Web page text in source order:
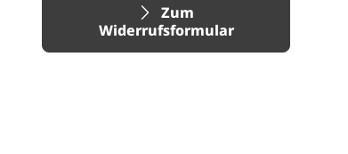
Zum
Widerrufsformular